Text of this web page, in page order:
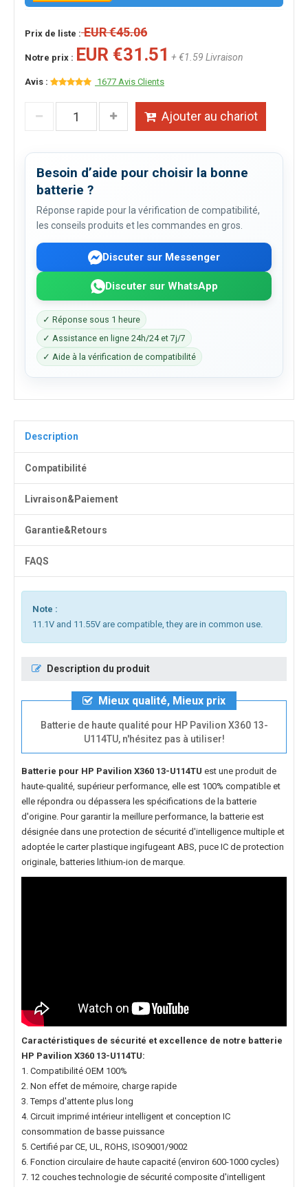
Prix de liste :EUR €45.06
Notre prix : EUR €31.51 + €1.59 Livraison
Avis : 1677 Avis Clients
Ajouter au chariot
Besoin d’aide pour choisir la bonne
batterie ?
Réponse rapide pour la vérification de compatibilité,
les conseils produits et les commandes en gros.
Discuter sur Messenger
Discuter sur WhatsApp
✓ Réponse sous 1 heure
✓ Assistance en ligne 24h/24 et 7j/7
✓ Aide à la vérification de compatibilité
Description
Compatibilité
Livraison&Paiement
Garantie&Retours
FAQS
Note :
11.1V and 11.55V are compatible, they are in common use.
Description du produit
Mieux qualité, Mieux prix
Batterie de haute qualité pour HP Pavilion X360 13-
U114TU, n'hésitez pas à utiliser!
Batterie pour HP Pavilion X360 13-U114TU est une produit de
haute-qualité, supérieur performance, elle est 100% compatible et
elle répondra ou dépassera les spécifications de la batterie
d'origine. Pour garantir la meillure performance, la batterie est
désignée dans une protection de sécurité d'intelligence multiple et
adoptée le carter plastique ingifugeant ABS, puce IC de protection
originale, batteries lithium-ion de marque.
Caractéristiques de sécurité et excellence de notre batterie
HP Pavilion X360 13-U114TU:
1. Compatibilité OEM 100%
2. Non effet de mémoire, charge rapide
3. Temps d'attente plus long
4. Circuit imprimé intérieur intelligent et conception IC
consommation de basse puissance
5. Certifié par CE, UL, ROHS, ISO9001/9002
6. Fonction circulaire de haute capacité (environ 600-1000 cycles)
7. 12 couches technologie de sécurité composite d'intelligent